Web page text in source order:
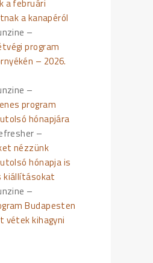
a februári
a kanapéról
–
program
– 2026.
–
program
hónapjára
–
nézzünk
hónapja is
kiállításokat
–
Budapesten
vétek kihagyni